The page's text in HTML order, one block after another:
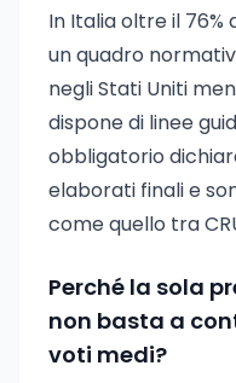
In Italia oltre il
un quadro
negli Stati Uniti
dispone di linee
obbligatorio
elaborati finali e
come quello tra
Perché la sola
non basta a
voti medi?